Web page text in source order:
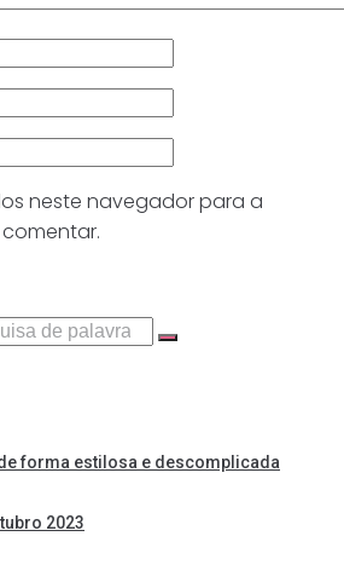
neste navegador para a
forma estilosa e descomplicada
2023